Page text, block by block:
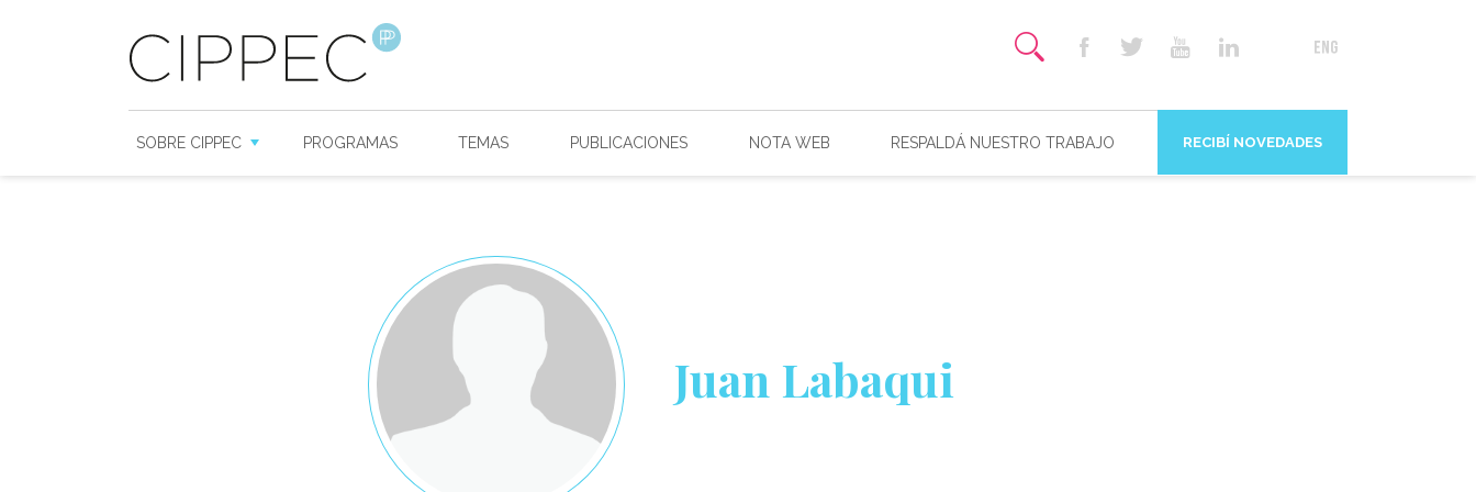
SOBRE CIPPEC PROGRAMAS TEMAS PUBLICACIONES NOTA WEB RESPALDÁ NUESTRO TRABAJO RECIBÍ NOVEDADES
Juan Labaqui